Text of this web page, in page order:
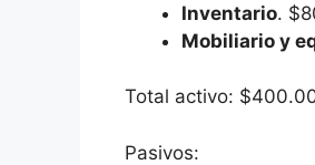
Inventario.
Mobiliario y
Total activo:
Pasivos: